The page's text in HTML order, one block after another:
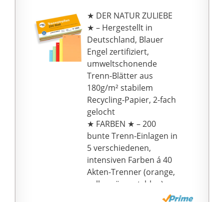
★ DER NATUR ZULIEBE
★ – Hergestellt in
Deutschland, Blauer
Engel zertifiziert,
umweltschonende
Trenn-Blätter aus
180g/m² stabilem
Recycling-Papier, 2-fach
gelocht
★ FARBEN ★ – 200
bunte Trenn-Einlagen in
5 verschiedenen,
intensiven Farben á 40
Akten-Trenner (orange,
gelb, grün, rot, blau),
auch ideal für Drucker